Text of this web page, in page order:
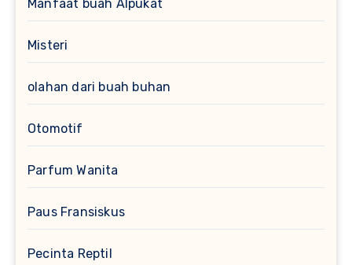
Manfaat buah Alpukat
Misteri
olahan dari buah buhan
Otomotif
Parfum Wanita
Paus Fransiskus
Pecinta Reptil